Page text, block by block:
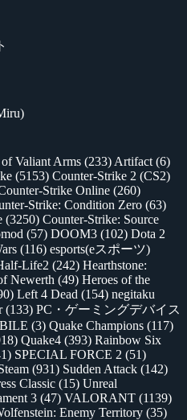
Valiant Arms (233) Artifact (6)
(5153) Counter-Strike 2 (CS2)
Strike Online (260)
Strike: Condition Zero (63)
(3250) Counter-Strike: Source
(57) DOOM3 (102) Dota 2
(116) esports(eスポーツ)
Life2 (242) Hearthstone:
Newerth (49) Heroes of the
Left 4 Dead (154) negitaku
(133) PC・ゲーミングデバイス
(3) Quake Champions (117)
Quake4 (393) Rainbow Six
SPECIAL FORCE 2 (51)
(931) Sudden Attack (142)
Classic (15) Unreal
3 (47) VALORANT (1139)
Enemy Territory (35)